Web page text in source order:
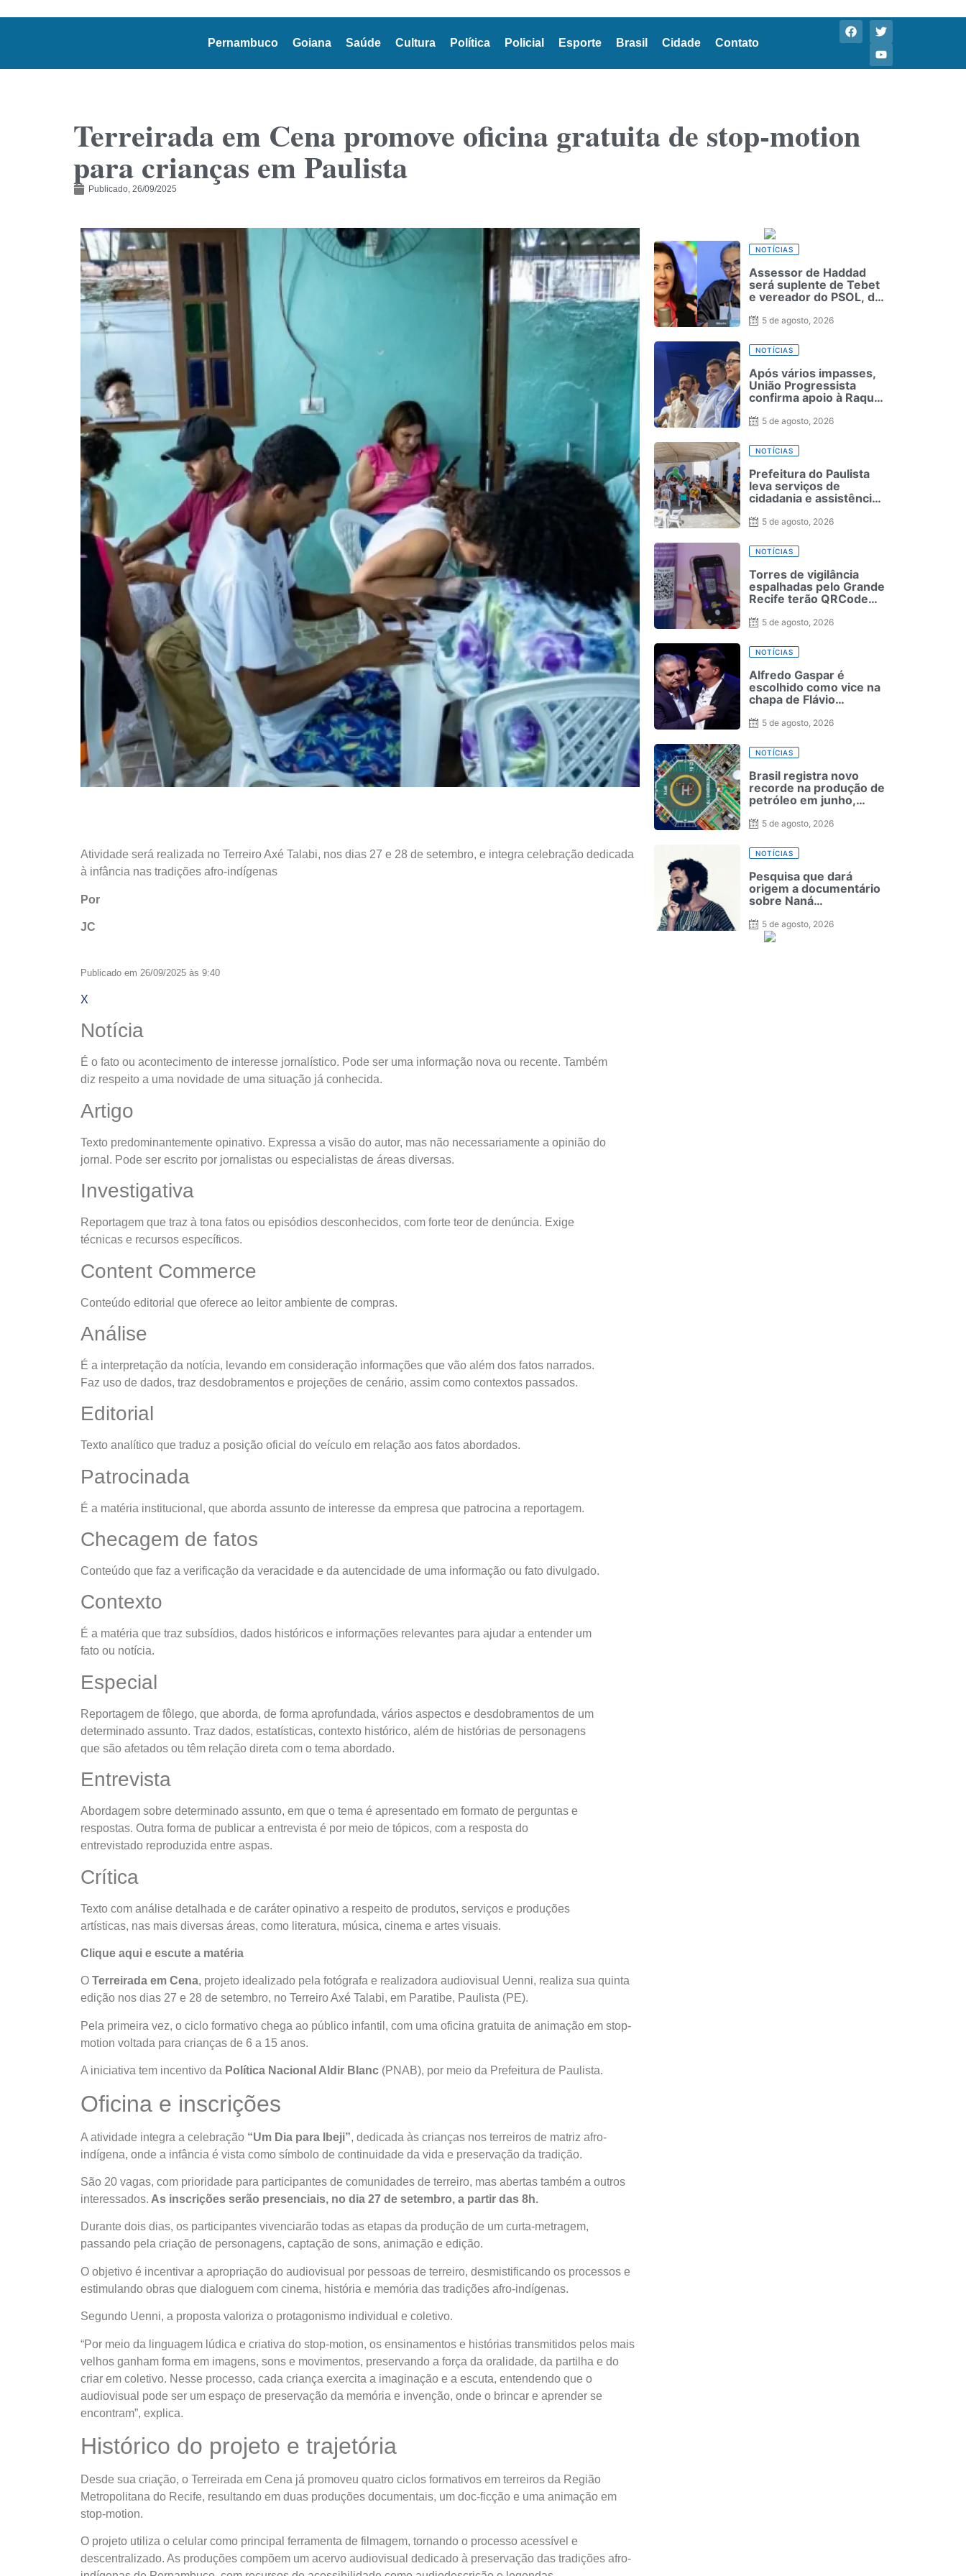
Pernambuco Goiana Saúde Cultura Política Policial Esporte Brasil Cidade Contato
Terreirada em Cena promove oficina gratuita de stop-motion
para crianças em Paulista
Publicado, 26/09/2025
Atividade será realizada no Terreiro Axé Talabi, nos dias 27 e 28 de setembro, e integra celebração dedicada
à infância nas tradições afro-indígenas
Por
JC
Publicado em 26/09/2025 às 9:40
X
Notícia
É o fato ou acontecimento de interesse jornalístico. Pode ser uma informação nova ou recente. Também
diz respeito a uma novidade de uma situação já conhecida.
Artigo
Texto predominantemente opinativo. Expressa a visão do autor, mas não necessariamente a opinião do
jornal. Pode ser escrito por jornalistas ou especialistas de áreas diversas.
Investigativa
Reportagem que traz à tona fatos ou episódios desconhecidos, com forte teor de denúncia. Exige
técnicas e recursos específicos.
Content Commerce
Conteúdo editorial que oferece ao leitor ambiente de compras.
Análise
É a interpretação da notícia, levando em consideração informações que vão além dos fatos narrados.
Faz uso de dados, traz desdobramentos e projeções de cenário, assim como contextos passados.
Editorial
Texto analítico que traduz a posição oficial do veículo em relação aos fatos abordados.
Patrocinada
É a matéria institucional, que aborda assunto de interesse da empresa que patrocina a reportagem.
Checagem de fatos
Conteúdo que faz a verificação da veracidade e da autencidade de uma informação ou fato divulgado.
Contexto
É a matéria que traz subsídios, dados históricos e informações relevantes para ajudar a entender um
fato ou notícia.
Especial
Reportagem de fôlego, que aborda, de forma aprofundada, vários aspectos e desdobramentos de um
determinado assunto. Traz dados, estatísticas, contexto histórico, além de histórias de personagens
que são afetados ou têm relação direta com o tema abordado.
Entrevista
Abordagem sobre determinado assunto, em que o tema é apresentado em formato de perguntas e
respostas. Outra forma de publicar a entrevista é por meio de tópicos, com a resposta do
entrevistado reproduzida entre aspas.
Crítica
Texto com análise detalhada e de caráter opinativo a respeito de produtos, serviços e produções
artísticas, nas mais diversas áreas, como literatura, música, cinema e artes visuais.
Clique aqui e escute a matéria
O Terreirada em Cena, projeto idealizado pela fotógrafa e realizadora audiovisual Uenni, realiza sua quinta
edição nos dias 27 e 28 de setembro, no Terreiro Axé Talabi, em Paratibe, Paulista (PE).
Pela primeira vez, o ciclo formativo chega ao público infantil, com uma oficina gratuita de animação em stop-
motion voltada para crianças de 6 a 15 anos.
A iniciativa tem incentivo da Política Nacional Aldir Blanc (PNAB), por meio da Prefeitura de Paulista.
Oficina e inscrições
A atividade integra a celebração “Um Dia para Ibeji”, dedicada às crianças nos terreiros de matriz afro-
indígena, onde a infância é vista como símbolo de continuidade da vida e preservação da tradição.
São 20 vagas, com prioridade para participantes de comunidades de terreiro, mas abertas também a outros
interessados. As inscrições serão presenciais, no dia 27 de setembro, a partir das 8h.
Durante dois dias, os participantes vivenciarão todas as etapas da produção de um curta-metragem,
passando pela criação de personagens, captação de sons, animação e edição.
O objetivo é incentivar a apropriação do audiovisual por pessoas de terreiro, desmistificando os processos e
estimulando obras que dialoguem com cinema, história e memória das tradições afro-indígenas.
Segundo Uenni, a proposta valoriza o protagonismo individual e coletivo.
“Por meio da linguagem lúdica e criativa do stop-motion, os ensinamentos e histórias transmitidos pelos mais
velhos ganham forma em imagens, sons e movimentos, preservando a força da oralidade, da partilha e do
criar em coletivo. Nesse processo, cada criança exercita a imaginação e a escuta, entendendo que o
audiovisual pode ser um espaço de preservação da memória e invenção, onde o brincar e aprender se
encontram”, explica.
Histórico do projeto e trajetória
Desde sua criação, o Terreirada em Cena já promoveu quatro ciclos formativos em terreiros da Região
Metropolitana do Recife, resultando em duas produções documentais, um doc-ficção e uma animação em
stop-motion.
O projeto utiliza o celular como principal ferramenta de filmagem, tornando o processo acessível e
descentralizado. As produções compõem um acervo audiovisual dedicado à preservação das tradições afro-
NOTÍCIAS
Assessor de Haddad
será suplente de Tebet
e vereador do PSOL, de
5 de agosto, 2026
NOTÍCIAS
Após vários impasses,
União Progressista
confirma apoio à Raquel
5 de agosto, 2026
NOTÍCIAS
Prefeitura do Paulista
leva serviços de
cidadania e assistência
durante o Agosto Lilás
5 de agosto, 2026
NOTÍCIAS
Torres de vigilância
espalhadas pelo Grande
Recife terão QRCode
medida protetiva
5 de agosto, 2026
NOTÍCIAS
Alfredo Gaspar é
escolhido como vice na
chapa de Flávio
5 de agosto, 2026
NOTÍCIAS
Brasil registra novo
recorde na produção de
petróleo em junho,
5 de agosto, 2026
NOTÍCIAS
Pesquisa que dará
origem a documentário
sobre Naná
lançada no Recife
5 de agosto, 2026